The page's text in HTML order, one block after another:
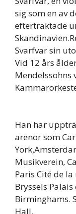
sig som en av
eftertraktade
Svarfvar sin
Vid 12 års
Mendelssohns
Han har
arenor som
Musikverein,
Paris Cité de
Bryssels
Birminghams.
Hall.